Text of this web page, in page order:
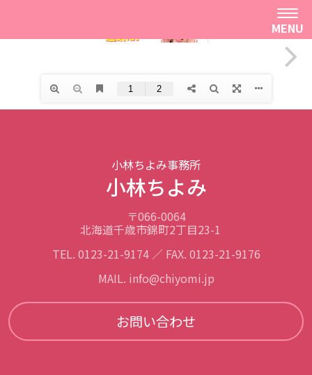
MENU
小林ちよみ事務所
小林ちよみ
〒066-0064
北海道千歳市錦町2丁目23-1
TEL. 0123-21-9174 ／ FAX. 0123-21-9176
MAIL. info@chiyomi.jp
お問い合わせ